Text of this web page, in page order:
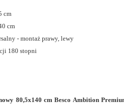
cm
cm
- montaż prawy, lewy
180 stopni
80,5x140 cm Besco Ambition